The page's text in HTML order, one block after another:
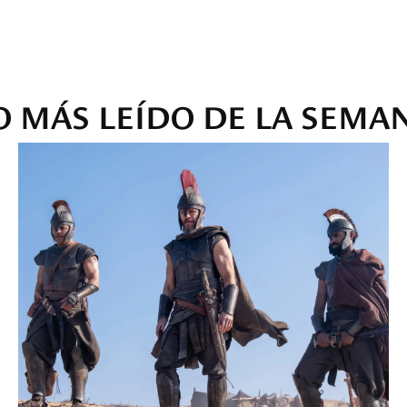
MÁS LEÍDO DE LA